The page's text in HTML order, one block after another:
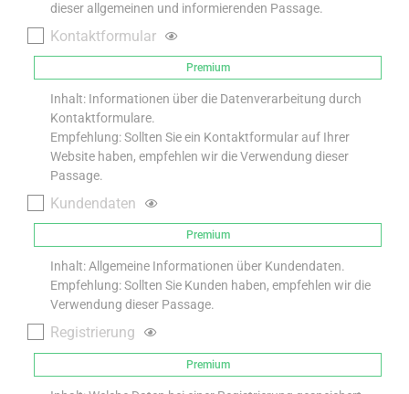
dieser allgemeinen und informierenden Passage.
Kontaktformular
Premium
Inhalt: Informationen über die Datenverarbeitung durch
Kontaktformulare.
Empfehlung: Sollten Sie ein Kontaktformular auf Ihrer
Website haben, empfehlen wir die Verwendung dieser
Passage.
Kundendaten
Premium
Inhalt: Allgemeine Informationen über Kundendaten.
Empfehlung: Sollten Sie Kunden haben, empfehlen wir die
Verwendung dieser Passage.
Registrierung
Premium